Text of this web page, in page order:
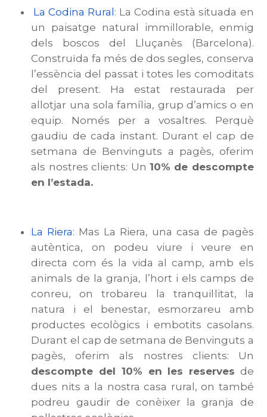
La Codina Rural : La Codina està situada en
un paisatge natural immillorable, enmig
dels boscos del Lluçanès (Barcelona).
Construïda fa més de dos segles, conserva
l’essència del passat i totes les comoditats
del present. Ha estat restaurada per
allotjar una sola família, grup d’amics o en
equip. Només per a vosaltres. Perquè
gaudiu de cada instant. Durant el cap de
setmana de Benvinguts a pagès, oferim
als nostres clients: Un 10% de descompte
en l’estada.
La Riera: Mas La Riera, una casa de pagès
autèntica, on podeu viure i veure en
directa com és la vida al camp, amb els
animals de la granja, l’hort i els camps de
conreu, on trobareu la tranquil·litat, la
natura i el benestar, esmorzareu amb
productes ecològics i embotits casolans.
Durant el cap de setmana de Benvinguts a
pagès, oferim als nostres clients: Un
descompte del 10% en les reserves de
dues nits a la nostra casa rural, on també
podreu gaudir de conèixer la granja de